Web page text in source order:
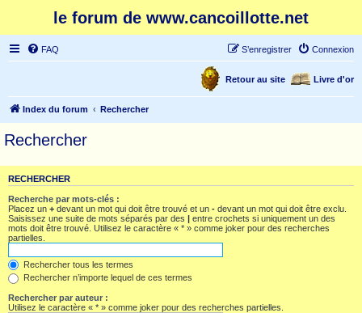
le forum de www.cancoillotte.net
FAQ Connexion
S’enregistrer
Livre d'or
Retour au site
Index du forum Rechercher
Rechercher
RECHERCHER
Recherche par mots-clés :
Placez un + devant un mot qui doit être trouvé et un - devant un mot qui doit être exclu.
Saisissez une suite de mots séparés par des | entre crochets si uniquement un des
mots doit être trouvé. Utilisez le caractère « * » comme joker pour des recherches
partielles.
Rechercher tous les termes
Rechercher n’importe lequel de ces termes
Rechercher par auteur :
Utilisez le caractère « * » comme joker pour des recherches partielles.